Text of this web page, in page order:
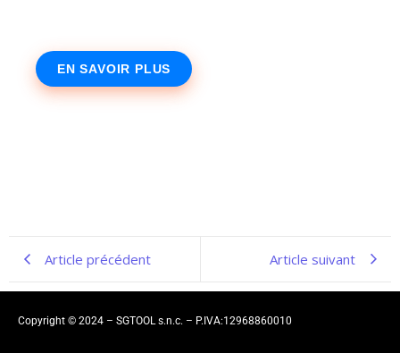
EN SAVOIR PLUS
Article précédent Article suivant
Copyright © 2024 – SGTOOL s.n.c. – P.IVA:12968860010